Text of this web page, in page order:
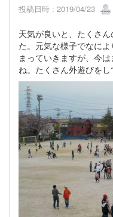
投稿日時 : 2019/04/23
天気が良いと、たくさ
た。元気な様子でなに
まっていきますが、今
ね。たくさん外遊びをし